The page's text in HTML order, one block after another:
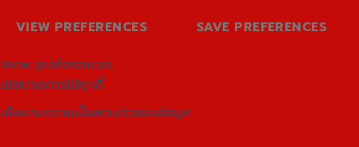
VIEW PREFERENCES
SAVE PREFERENCES
View preferences
นโยบายการใช้คุกกี้
นโยบายความเป็นส่วนตัวของข้อมูล